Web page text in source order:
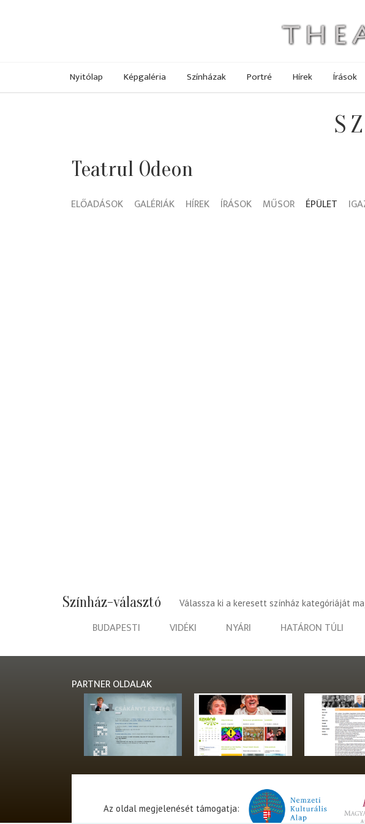
Nyitólap Képgaléria Színházak Portré Hírek Írások
Teatrul Odeon
ELŐADÁSOK GALÉRIÁK HÍREK ÍRÁSOK MŰSOR ÉPÜLET
Színház-választó Válassza ki a keresett színház kategóriáját
BUDAPESTI VIDÉKI NYÁRI HATÁRON TÚLI
PARTNER OLDALAK
Az oldal megjelenését támogatja: